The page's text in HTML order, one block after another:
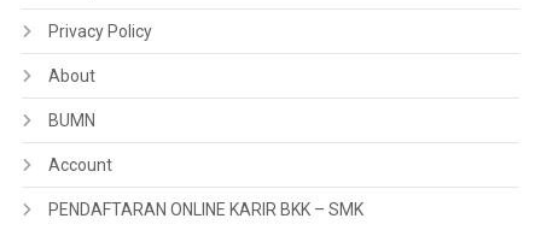
Privacy Policy
About
BUMN
Account
PENDAFTARAN ONLINE KARIR BKK – SMK